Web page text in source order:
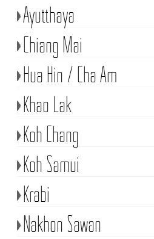
Ayutthaya
Chiang Mai
Hua Hin / Cha Am
Khao Lak
Koh Chang
Koh Samui
Krabi
Nakhon Sawan